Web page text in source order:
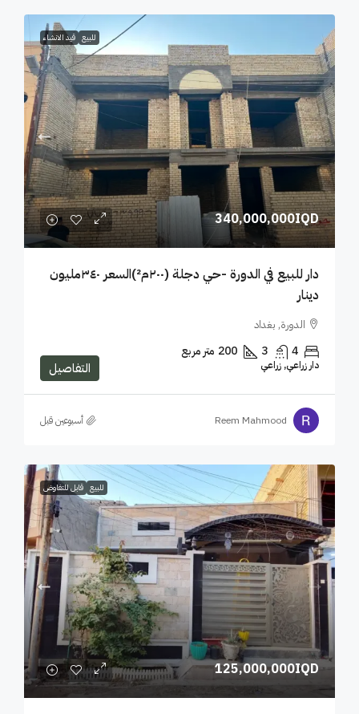
للبيع قيد الانشاء
340,000,000IQD
دار للبيع في الدورة -حي دجلة (٢٠٠م²)السعر ٣٤٠مليون
دينار
الدورة, بغداد
4
3
200 متر مربع
دار زراعي, زراعي التفاصيل
Reem Mahmood ‏أسبوعين قبل
للبيع قابل للتفاوض
125,000,000IQD